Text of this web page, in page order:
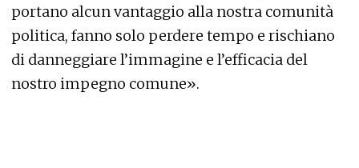
portano alcun vantaggio alla nostra comunità
politica, fanno solo perdere tempo e rischiano
di danneggiare l’immagine e l’efficacia del
nostro impegno comune».